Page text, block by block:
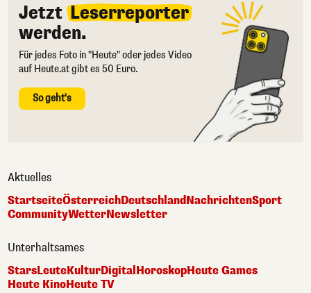
Jetzt Leserreporter
werden.
Für jedes Foto in "Heute" oder jedes Video
auf Heute.at gibt es 50 Euro.
So geht's
Aktuelles
StartseiteÖsterreichDeutschlandNachrichtenSport
CommunityWetterNewsletter
Unterhaltsames
StarsLeuteKulturDigitalHoroskopHeute Games
Heute KinoHeute TV